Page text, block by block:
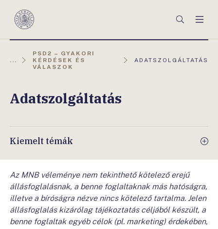
Magyar
Keresés
...
PSD2 – GYAKORI
KÉRDÉSEK ÉS
VÁLASZOK
AKTUÁLIS
ADATSZOLGÁLTATÁS
Adatszolgáltatás
Kiemelt témák
Az MNB véleménye nem tekinthető kötelező erejű
állásfoglalásnak, a benne foglaltaknak más hatóságra,
illetve a bíróságra nézve nincs kötelező tartalma. Jelen
állásfoglalás kizárólag tájékoztatás céljából készült, a
benne foglaltak egyéb célok (pl. marketing) érdekében,